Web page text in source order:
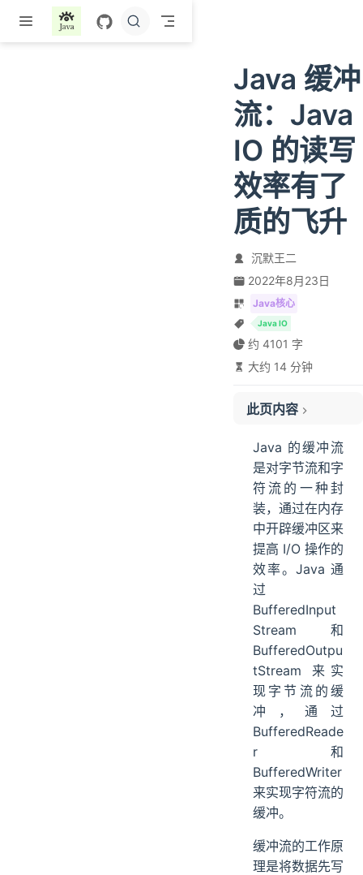
跳至主要內容
Java 缓冲
流：Java
IO 的读写
效率有了
质的飞升
沉默王二
2022年8月23日
Java核心
Java IO
约 4101 字
大约 14 分钟
此页内容
02、字符缓冲流
03、字符缓冲流练习
Java 的缓冲流
是对字节流和字
符流的一种封
装，通过在内存
中开辟缓冲区来
提高 I/O 操作的
效率。Java 通
过
BufferedInput
Stream 和
BufferedOutpu
tStream 来实
现字节流的缓
冲，通过
BufferedReade
r 和
BufferedWriter
来实现字符流的
缓冲。
缓冲流的工作原
理是将数据先写